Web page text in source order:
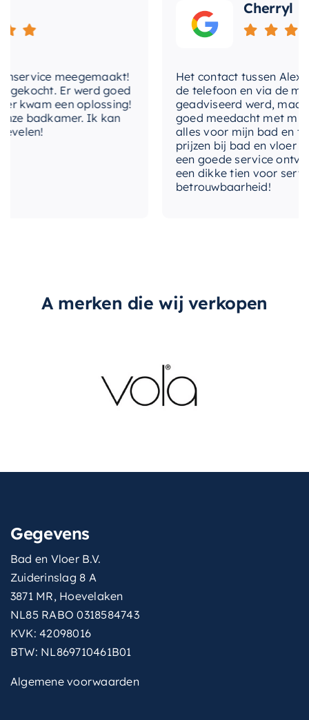
Het product wordt ook geleverd met duidelijke
instructies, waardoor de installatie een fluitje
van het merk.
Zoek niet verder voor uw badkamerupgrade –
deze vrijstaande badkraan is de perfecte keuze
voor iedereen die waarde hecht aan zowel stijl
met-
omstelinrichting
montagewijze Vrijstaand
Staafmodel
meegemaakt!
Er werd goed
een oplossing!
badkamer. Ik kan
Cherryl
Het contact tussen Alex
de telefoon en via de
geadviseerd werd, maar
goed meedacht met mij.
alles voor mijn bad en
prijzen bij bad en vloer
een goede service
een dikke tien voor
betrouwbaarheid!
A merken die wij verkopen
Gegevens
Bad en Vloer B.V.
Zuiderinslag 8 A
3871 MR, Hoevelaken
NL85 RABO 0318584743
KVK: 42098016
BTW: NL869710461B01
Algemene voorwaarden